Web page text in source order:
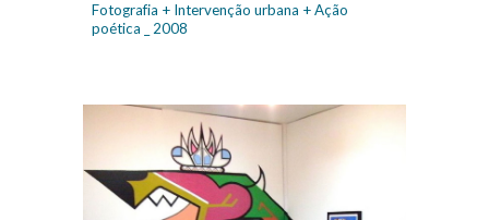
Fotografia + Intervenção urbana + Ação
poética _ 2008